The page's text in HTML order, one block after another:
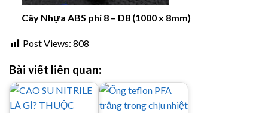
Cây Nhựa ABS phi 8 – D8 (1000 x 8mm)
Post Views: 808
Bài viết liên quan: